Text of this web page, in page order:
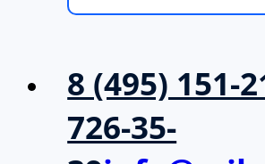
8 (495) 151-
726-35-